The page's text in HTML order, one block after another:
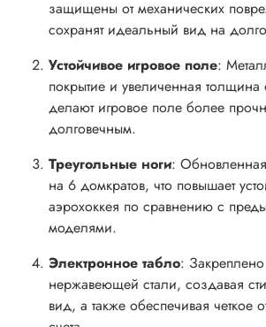
защищены от механических
сохранят идеальный вид на
Устойчивое игровое поле:
покрытие и увеличенная
делают игровое поле более
долговечным.
Треугольные ноги:
на 6 домкратов, что повышает
аэрохоккея по сравнению с
моделями.
Электронное табло:
нержавеющей стали, создавая
вид, а также обеспечивая четкое